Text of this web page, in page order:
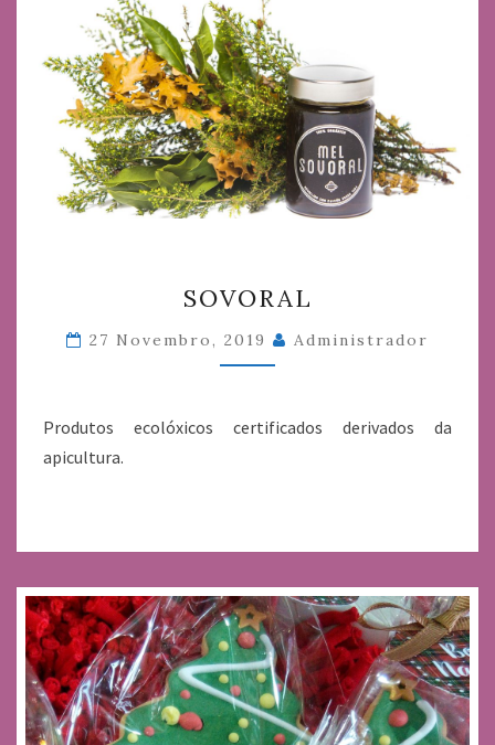
SOVORAL
27 Novembro, 2019 Administrador
Produtos ecolóxicos certificados derivados da
apicultura.